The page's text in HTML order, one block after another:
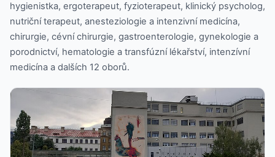
hygienistka, ergoterapeut, fyzioterapeut, klinický psycholog,
nutriční terapeut, anesteziologie a intenzivní medicína,
chirurgie, cévní chirurgie, gastroenterologie, gynekologie a
porodnictví, hematologie a transfúzní lékařství, intenzívní
medicína a dalších 12 oborů.